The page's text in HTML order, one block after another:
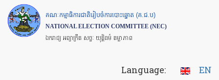
Skip
to
main
គណៈកម្មាធិការជាតិរៀបចំការបោះឆ្នោត (គ.ជ.ប)
NATIONAL ELECTION COMMITTEE (NEC)
ឯករាជ្យ អព្យាក្រឹត សច្ចៈ យុត្តិធម៌ តម្លាភាព
Language: EN